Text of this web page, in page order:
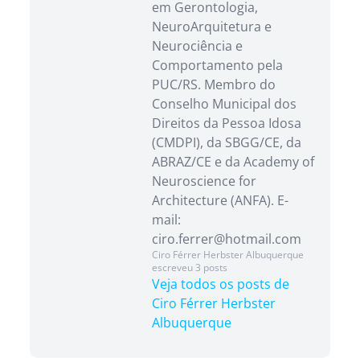
em Gerontologia,
NeuroArquitetura e
Neurociência e
Comportamento pela
PUC/RS. Membro do
Conselho Municipal dos
Direitos da Pessoa Idosa
(CMDPI), da SBGG/CE, da
ABRAZ/CE e da Academy of
Neuroscience for
Architecture (ANFA). E-
mail:
ciro.ferrer@hotmail.com
Ciro Férrer Herbster Albuquerque
escreveu 3 posts
Veja todos os posts de
Ciro Férrer Herbster
Albuquerque